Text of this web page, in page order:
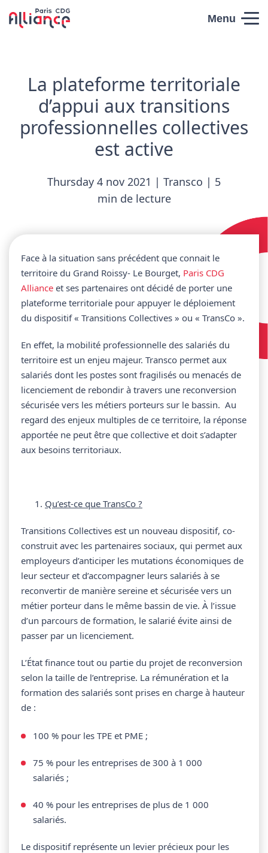
Skip to content
Menu
La plateforme territoriale
d’appui aux transitions
professionnelles collectives
est active
Thursday 4 nov 2021 | Transco | 5
min de lecture
Face à la situation sans précédent que connait le
territoire du Grand Roissy- Le Bourget, Paris CDG
Alliance et ses partenaires ont décidé de porter une
plateforme territoriale pour appuyer le déploiement
du dispositif « Transitions Collectives » ou « TransCo ».
En effet, la mobilité professionnelle des salariés du
territoire est un enjeu majeur. Transco permet aux
salariés dont les postes sont fragilisés ou menacés de
licenciement de rebondir à travers une reconversion
sécurisée vers les métiers porteurs sur le bassin. Au
regard des enjeux multiples de ce territoire, la réponse
apportée ne peut être que collective et doit s’adapter
aux besoins territoriaux.
Qu’est-ce que TransCo ?
Transitions Collectives est un nouveau dispositif, co-
construit avec les partenaires sociaux, qui permet aux
employeurs d’anticiper les mutations économiques de
leur secteur et d’accompagner leurs salariés à se
reconvertir de manière sereine et sécurisée vers un
métier porteur dans le même bassin de vie. À l’issue
d’un parcours de formation, le salarié évite ainsi de
passer par un licenciement.
L’État finance tout ou partie du projet de reconversion
selon la taille de l’entreprise. La rémunération et la
formation des salariés sont prises en charge à hauteur
de :
100 % pour les TPE et PME ;
75 % pour les entreprises de 300 à 1 000
salariés ;
40 % pour les entreprises de plus de 1 000
salariés.
Le dispositif représente un levier précieux pour les